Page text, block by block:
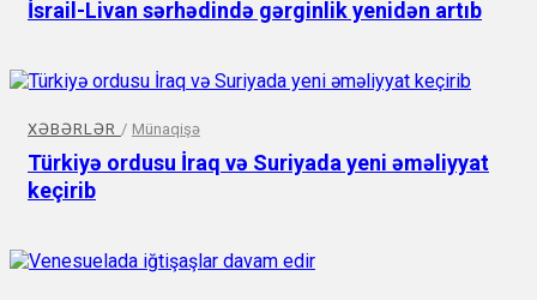
İsrail-Livan sərhədində gərginlik yenidən artıb
XƏBƏRLƏR / Münaqişə
Türkiyə ordusu İraq və Suriyada yeni əməliyyat
keçirib